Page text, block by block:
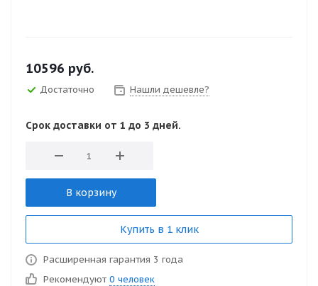
10596 руб.
Достаточно Нашли дешевле?
Срок доставки от 1 до 3 дней.
В корзину
Купить в 1 клик
Расширенная гарантия 3 года
Рекомендуют 0 человек